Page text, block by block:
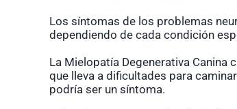
Los síntomas de los problemas
dependiendo de cada condición
La Mielopatía Degenerativa Canina
que lleva a dificultades para
podría ser un síntoma.